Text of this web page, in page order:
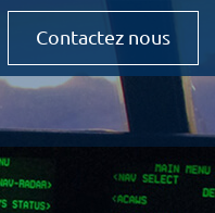
Contactez nous